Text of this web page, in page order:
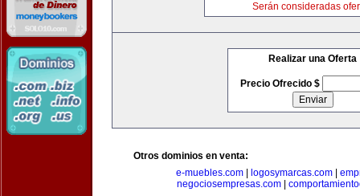
Serán consideradas
Realizar una Oferta
Precio Ofrecido $
Otros dominios en venta:
e-muebles.com
logosymarcas.com
negociosempresas.com|